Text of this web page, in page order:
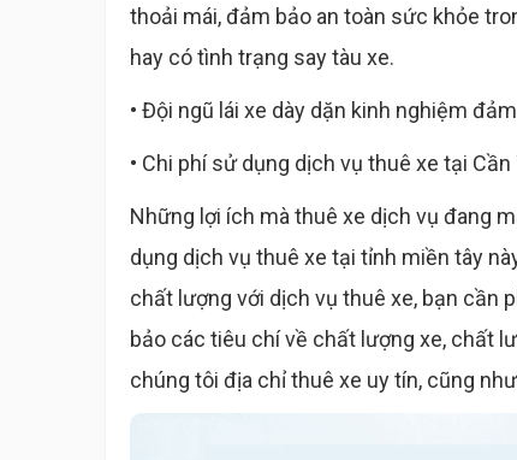
thoải mái, đảm bảo an toàn sức khỏe
hay có tình trạng say tàu xe.
• Đội ngũ lái xe dày dặn kinh nghiệm
• Chi phí sử dụng dịch vụ thuê xe tại Cần
Những lợi ích mà thuê xe dịch vụ đang
dụng dịch vụ thuê xe tại tỉnh miền tây
chất lượng với dịch vụ thuê xe, bạn cần
bảo các tiêu chí về chất lượng xe, chất
chúng tôi địa chỉ thuê xe uy tín, cũng